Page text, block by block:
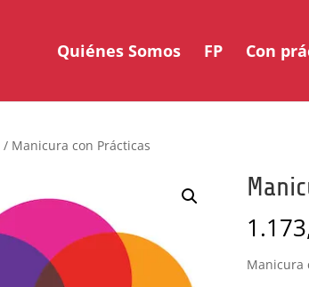
Quiénes Somos FP Con
/ Manicura con Prácticas
Manicura